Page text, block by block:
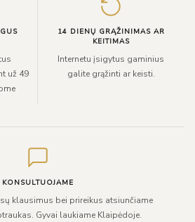
už 49
14 DIENŲ GRĄŽINIMAS AR
KEITIMAS
Internetu įsigytus gaminius
galite grąžinti ar keisti.
KONSULTUOJAME
klausimus bei prireikus atsiunčiame
Gyvai laukiame Klaipėdoje.